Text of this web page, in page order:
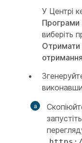
У Центрі
Програми
виберіть
Отримати